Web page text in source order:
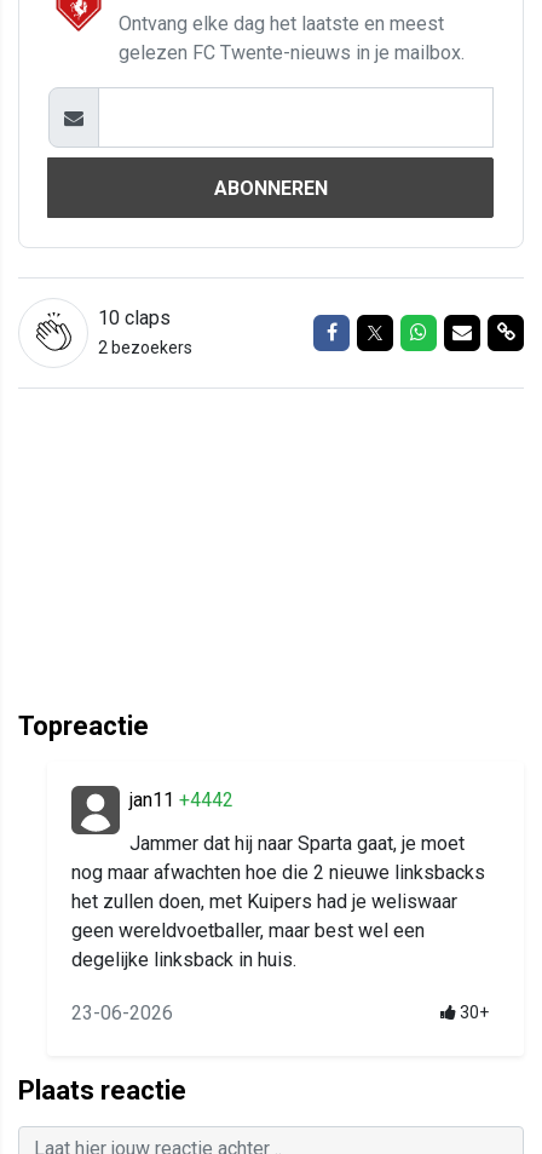
Ontvang elke dag het laatste en meest
gelezen FC Twente-nieuws in je mailbox.
ABONNEREN
10 claps
2 bezoekers
Delen op Facebook
Delen op Twitter
Delen op
Delen
Topreactie
jan11 +4442
Jammer dat hij naar Sparta gaat, je moet
nog maar afwachten hoe die 2 nieuwe linksbacks
het zullen doen, met Kuipers had je weliswaar
geen wereldvoetballer, maar best wel een
degelijke linksback in huis.
23-06-2026 30+
Plaats reactie